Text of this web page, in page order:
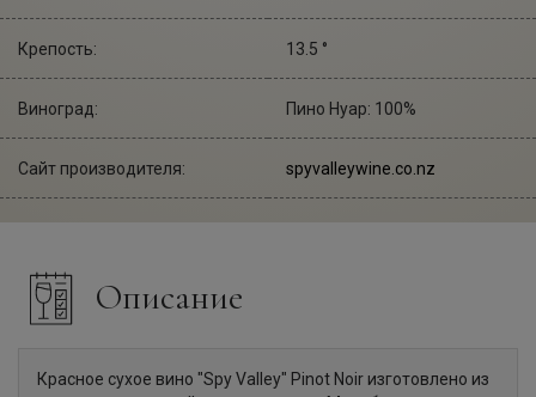
Крепость: 13.5 °
Виноград: Пино Нуар: 100%
Сайт производителя: spyvalleywine.co.nz
Описание
Красное сухое вино "Spy Valley" Pinot Noir изготовлено из